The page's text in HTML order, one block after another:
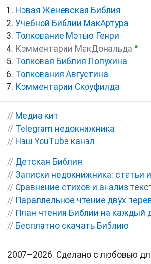
Новая Женевская Библия
Учебной Библии МакАртура
Толкование Мэтью Генри
Комментарии МакДональда ●
Толковая Библия Лопухина
Толкования Августина
Комментарии Скоуфилда
// Медиа кит
// Telegram недокнижника
// Наш YouTube канал
// Детская Библия
// Записки недокнижника: статьи
// Сравнение стихов и анализ
// Параллельное чтение двух
// План чтения Библии на каждый
// Бесплатно скачать Библию
2007–2026. Сделано с любовью